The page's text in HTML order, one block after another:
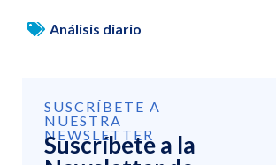
Análisis diario
SUSCRÍBETE A
NUESTRA
NEWSLETTER
Suscríbete a la